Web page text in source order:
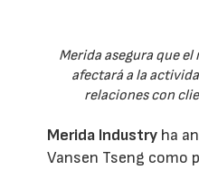
Merida asegura que
afectará a la
relaciones con
Merida Industry ha
Vansen Tseng como